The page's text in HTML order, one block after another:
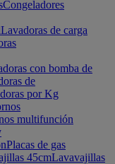
Congeladores
Lavadoras de carga
con bomba de
de
por Kg
multifunción
Placas de gas
45cmLavavajillas